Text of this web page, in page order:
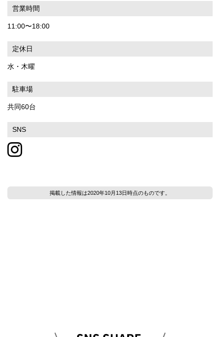
営業時間
11:00〜18:00
定休日
水・木曜
駐車場
共同60台
SNS
掲載した情報は2020年10月13日時点のものです。